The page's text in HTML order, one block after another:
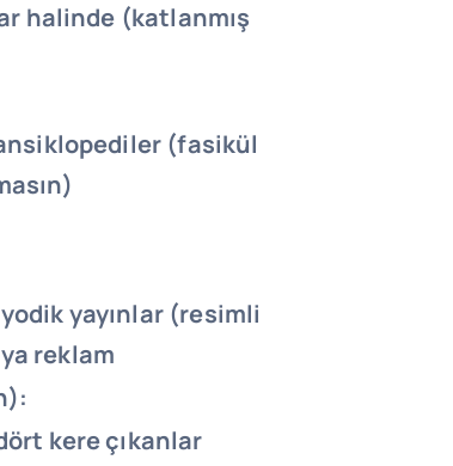
halinde (katlanmış
(fasikül
yayınlar (resimli
reklam
kere çıkanlar